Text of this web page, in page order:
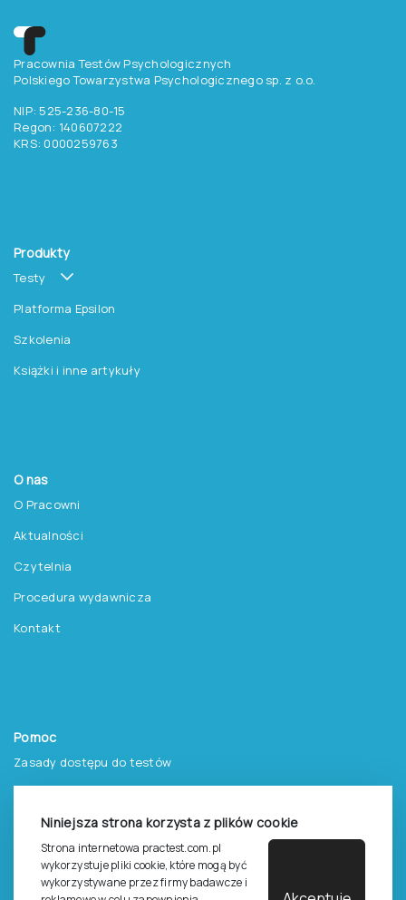
Niniejsza strona korzysta z plików cookie
Strona internetowa practest.com.pl
wykorzystuje pliki cookie, które mogą być
wykorzystywane przez firmy badawcze i
Pracownia Testów Psychologicznych
Polskiego Towarzystwa Psychologicznego sp. z o.o.
NIP: 525-236-80-15
Regon: 140607222
KRS: 0000259763
Produkty
Testy
Platforma Epsilon
Szkolenia
Książki i inne artykuły
O nas
O Pracowni
Aktualności
Czytelnia
Procedura wydawnicza
Kontakt
Pomoc
Zasady dostępu do testów
Zasady sprzedaży e-testów
Cennik i katalog
Zasady zapisów na szkolenia